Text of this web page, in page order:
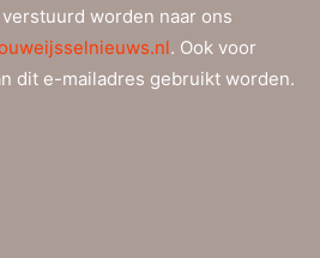
worden naar ons
. Ook voor
dit e-mailadres gebruikt worden.